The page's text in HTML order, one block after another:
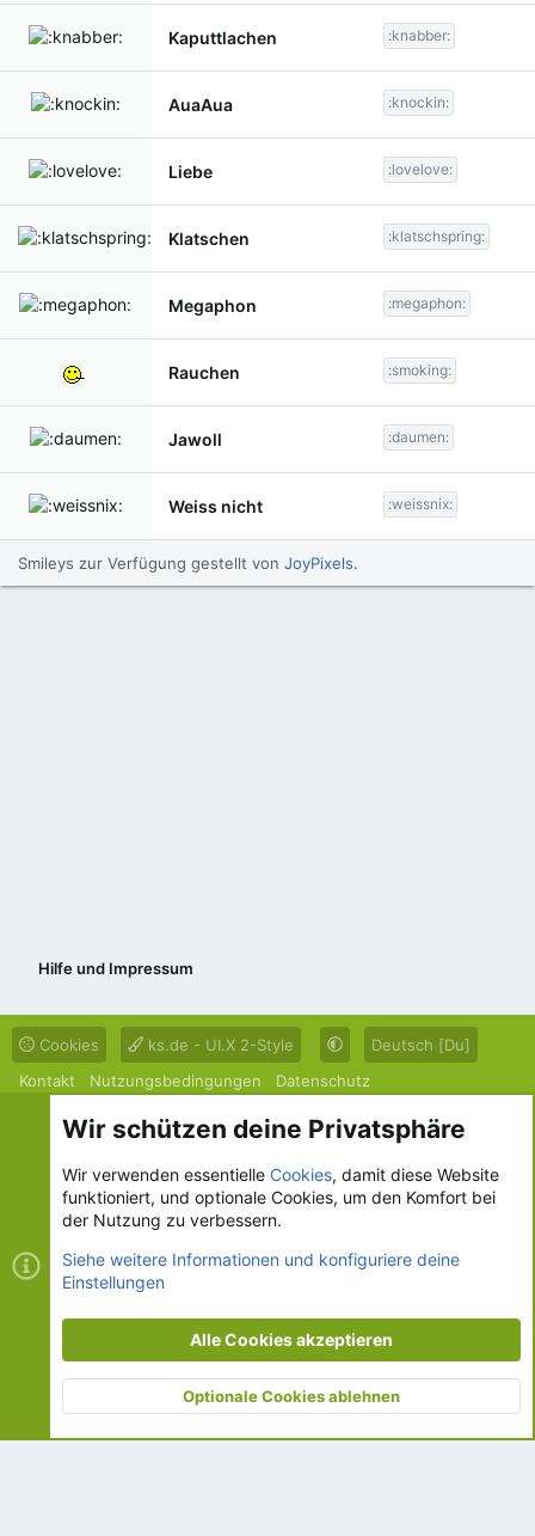
Kaputtlachen :knabber:
AuaAua :knockin:
Liebe :lovelove:
Klatschen :klatschspring:
Megaphon :megaphon:
Rauchen :smoking:
Jawoll :daumen:
Weiss nicht :weissnix:
Smileys zur Verfügung gestellt von JoyPixels.
Hilfe und Impressum
Cookies ks.de - UI.X 2-Style
Deutsch [Du]
Kontakt
Nutzungsbedingungen
Datenschutz
Hilfe und Impressum
S
Community platform by XenForo® © 2010-2026 XenForo Ltd.
© 2002-2026 www.krankenschwester.de
Wir schützen deine Privatsphäre
Wir verwenden essentielle Cookies, damit diese Website
funktioniert, und optionale Cookies, um den Komfort bei
der Nutzung zu verbessern.
Siehe weitere Informationen und konfiguriere deine
Einstellungen
Alle Cookies akzeptieren
Optionale Cookies ablehnen